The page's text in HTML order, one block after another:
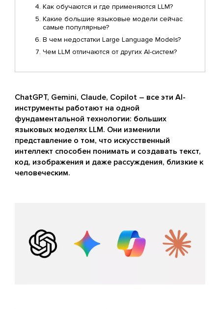
Как обучаются и где применяются LLM?
Какие большие языковые модели сейчас
самые популярные?
В чем недостатки Large Language Models?
Чем LLM отличаются от других AI-систем?
ChatGPT, Gemini, Claude, Copilot – все эти AI-
инструменты работают на одной
фундаментальной технологии: больших
языковых моделях LLM. Они изменили
представление о том, что искусственный
интеллект способен понимать и создавать текст,
код, изображения и даже рассуждения, близкие к
человеческим.